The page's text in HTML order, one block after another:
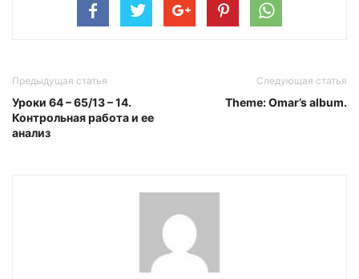
Предыдущая статья
Уроки 64 – 65/13 – 14.
Контрольная работа и ее
анализ
Следующая статья
Theme: Omar’s album.